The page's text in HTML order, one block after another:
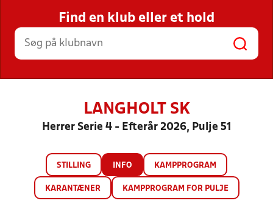
STILLINGER, RESULTATER, KLUBBER OG
HOLD
Find en klub eller et hold
LANGHOLT SK
Herrer Serie 4 - Efterår 2026, Pulje 51
STILLING INFO KAMPPROGRAM
KARANTÆNER KAMPPROGRAM FOR PULJE